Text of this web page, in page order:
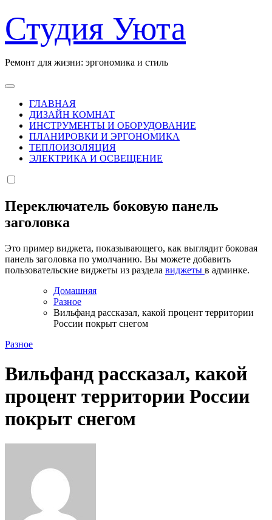
к
содержанию
Студия Уюта
Ремонт для жизни: эргономика и стиль
ГЛАВНАЯ
ДИЗАЙН КОМНАТ
ИНСТРУМЕНТЫ И ОБОРУДОВАНИЕ
ПЛАНИРОВКИ И ЭРГОНОМИКА
ТЕПЛОИЗОЛЯЦИЯ
ЭЛЕКТРИКА И ОСВЕЩЕНИЕ
Переключатель боковую панель
заголовка
Это пример виджета, показывающего, как выглядит боковая
панель заголовка по умолчанию. Вы можете добавить
пользовательские виджеты из раздела виджеты в админке.
Домашняя
Разное
Вильфанд рассказал, какой процент территории
России покрыт снегом
Разное
Вильфанд рассказал, какой
процент территории России
покрыт снегом